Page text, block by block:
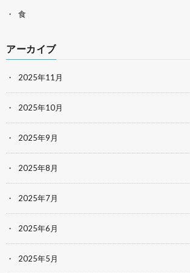
食
アーカイブ
2025年11月
2025年10月
2025年9月
2025年8月
2025年7月
2025年6月
2025年5月